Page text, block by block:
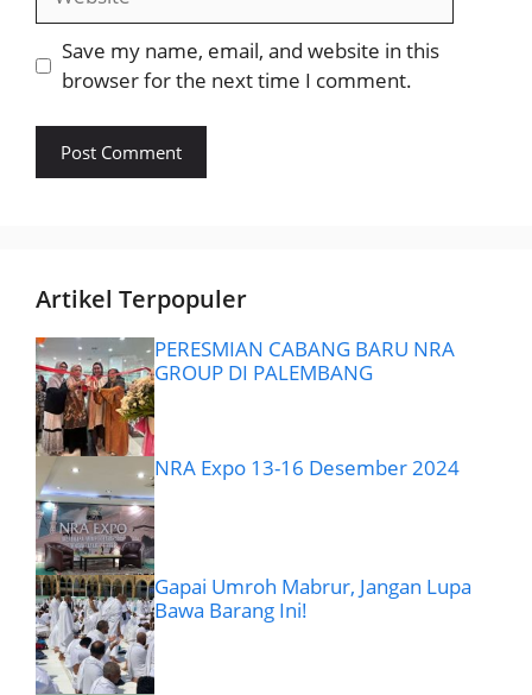
Save my name, email, and website in this
browser for the next time I comment.
Artikel Terpopuler
PERESMIAN CABANG BARU NRA
GROUP DI PALEMBANG
NRA Expo 13-16 Desember 2024
Gapai Umroh Mabrur, Jangan Lupa
Bawa Barang Ini!